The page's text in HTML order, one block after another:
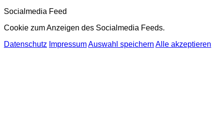
Socialmedia Feed
Cookie zum Anzeigen des Socialmedia Feeds.
Datenschutz ImpressumAuswahl speichern Alle akzeptieren